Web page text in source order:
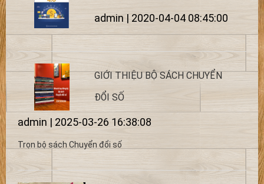
admin | 2020-04-04 08:45:00
GIỚI THIỆU BỘ SÁCH CHUYỂN
ĐỔI SỐ
admin | 2025-03-26 16:38:08
Trọn bộ sách Chuyển đổi số